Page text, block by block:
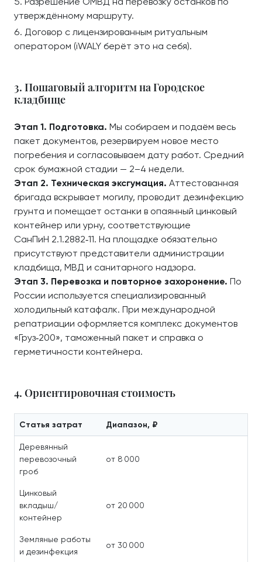
утверждённому маршруту.
Договор с лицензированным ритуальным
оператором (iWALY берёт это на себя).
3. Пошаговый алгоритм на Городское
кладбище
Этап 1. Подготовка. Мы собираем и подаём весь
пакет документов, резервируем новое место
погребения и согласовываем дату работ. Средний
срок бумажной стадии — 2–4 недели.
Этап 2. Техническая эксгумация. Аттестованная
бригада вскрывает могилу, проводит дезинфекцию
грунта и помещает останки в опаянный цинковый
контейнер или урну, соответствующие
СанПиН 2.1.2882‑11. На площадке обязательно
присутствуют представители администрации
кладбища, МВД и санитарного надзора.
Этап 3. Перевозка и повторное захоронение. По
России используется специализированный
холодильный катафалк. При международной
репатриации оформляется комплекс документов
«Груз‑200», таможенный пакет и справка о
герметичности контейнера.
4. Ориентировочная стоимость
Статья затрат Диапазон, ₽
Деревянный
перевозочный
гроб
от 8 000
Цинковый
вкладыш/
контейнер
от 20 000
Земляные работы
и дезинфекция
от 30 000